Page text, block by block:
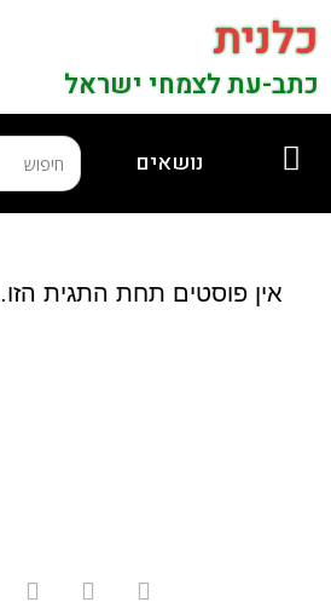
כלנית
כתב-עת לצמחי ישראל
נושאים
אין פוסטים תחת התגית הזו.